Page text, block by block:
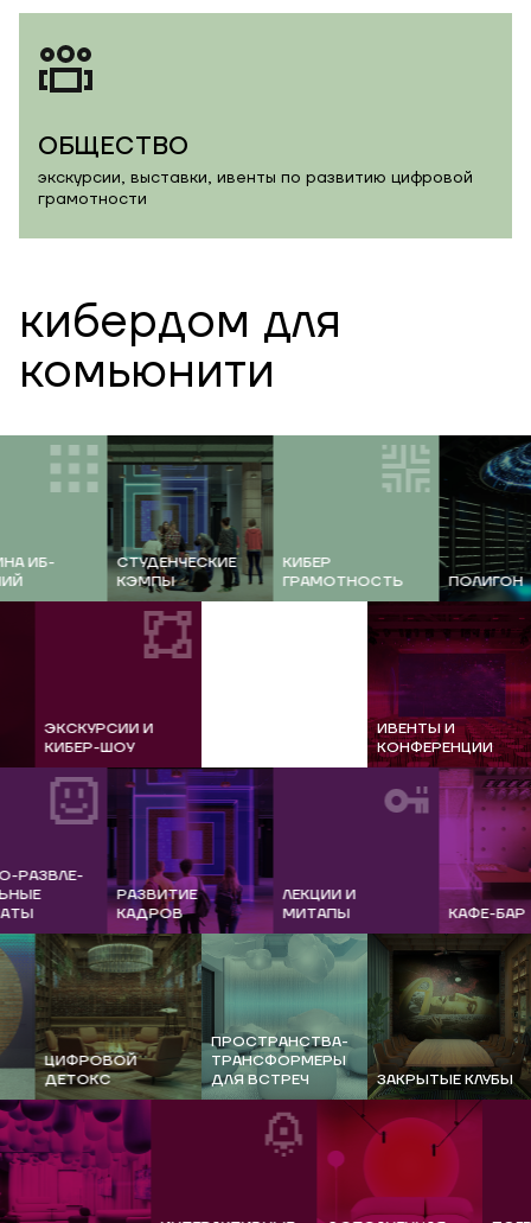
ОБЩЕСТВО
экскурсии, выставки, ивенты по развитию цифровой
грамотности
кибердом для
комьюнити
СТУДЕНЧЕСКИЕ
КЭМПЫ
КИБЕР
ГРАМОТНОСТЬ
ПОЛИГОН
ЭКСКУРСИИ И
КИБЕР-ШОУ
ИБ-ЭКСПЕРТИЗА
ИВЕНТЫ И
КОНФЕРЕНЦИИ
РАЗВИТИЕ
КАДРОВ
ЛЕКЦИИ И
МИТАПЫ
КАФЕ-БАР
ЦИФРОВОЙ
ДЕТОКС
ПРОСТРАНСТВА-
ТРАНСФОРМЕРЫ
ДЛЯ ВСТРЕЧ
ЗАКРЫТЫЕ